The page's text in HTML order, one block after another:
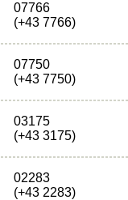
07766
(+43 7766)
07750
(+43 7750)
03175
(+43 3175)
02283
(+43 2283)